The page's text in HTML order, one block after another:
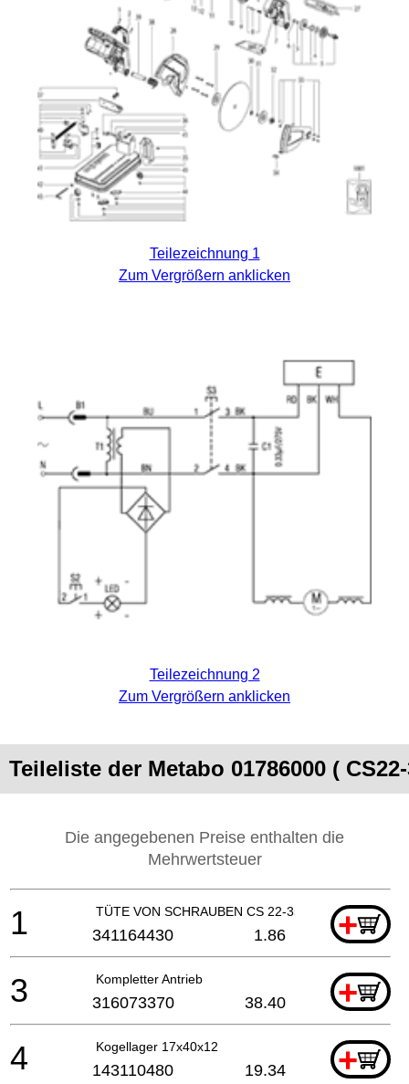
Teilezeichnung 1
Zum Vergrößern anklicken
Teilezeichnung 2
Zum Vergrößern anklicken
Teileliste der Metabo 01786000 (
Die angegebenen Preise enthalten die
Mehrwertsteuer
TÜTE VON SCHRAUBEN CS 22-355 +
1 341164430 1.86
Kompletter Antrieb +
3 316073370 38.40
Kogellager 17x40x12 +
4 143110480 19.34